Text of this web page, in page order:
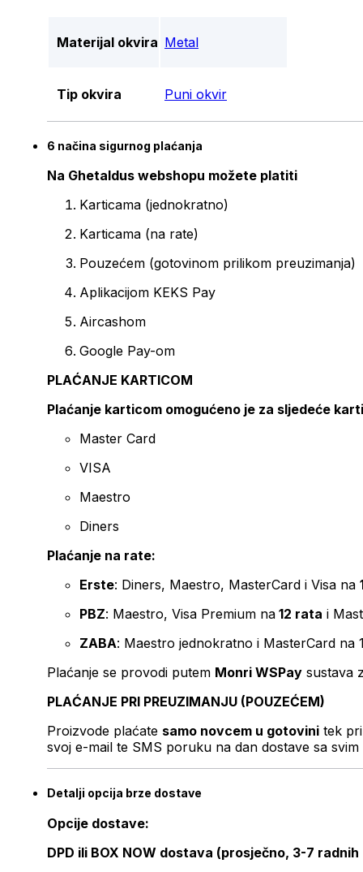
Materijal okvira Metal
Tip okvira Puni okvir
6 načina sigurnog plaćanja
Na Ghetaldus webshopu možete platiti
Karticama (jednokratno)
Karticama (na rate)
Pouzećem (gotovinom prilikom preuzimanja)
Aplikacijom KEKS Pay
Aircashom
Google Pay-om
PLAĆANJE KARTICOM
Plaćanje karticom omogućeno je za sljedeće
Master Card
VISA
Maestro
Diners
Plaćanje na rate:
Erste: Diners, Maestro, MasterCard i Visa na
PBZ: Maestro, Visa Premium na 12 rata i
ZABA: Maestro jednokratno i MasterCard na
Plaćanje se provodi putem Monri WSPay sustava
PLAĆANJE PRI PREUZIMANJU (POUZEĆEM)
Proizvode plaćate samo novcem u gotovini tek
svoj e-mail te SMS poruku na dan dostave sa svim
Detalji opcija brze dostave
Opcije dostave:
DPD ili BOX NOW dostava (prosječno, 3-7 radnih